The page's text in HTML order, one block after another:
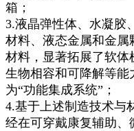
箱；
3.液晶弹性体、水凝胶
材料、液态金属和金
材料，显著拓展了软体
生物相容和可降解等能
为“功能集成系统”；
4.基于上述制造技术与
经在可穿戴康复辅助